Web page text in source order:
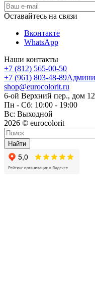
Оставайтесь на связи
Вконтакте
WhatsApp
Наши контакты
+7 (812) 565-00-50
+7 (961) 803-48-89
shop@eurocolorit.ru
6-ой Верхний пер., дом
Пн - Сб: 10:00 - 19:00
Вс: Выходной
2026 © eurocolorit
Найти